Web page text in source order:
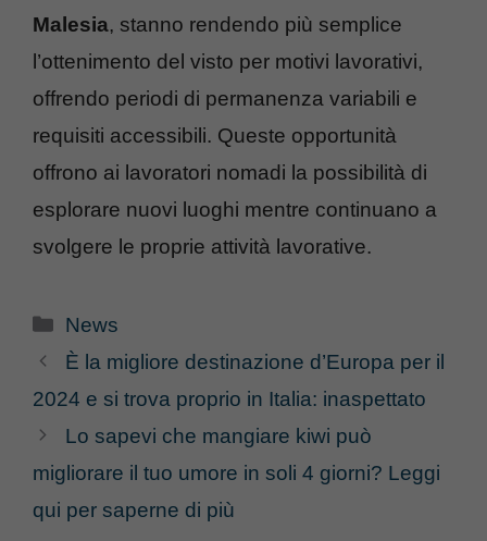
Malesia, stanno rendendo più semplice
l’ottenimento del visto per motivi lavorativi,
offrendo periodi di permanenza variabili e
requisiti accessibili. Queste opportunità
offrono ai lavoratori nomadi la possibilità di
esplorare nuovi luoghi mentre continuano a
svolgere le proprie attività lavorative.
Categorie
News
È la migliore destinazione d’Europa per il
2024 e si trova proprio in Italia: inaspettato
Lo sapevi che mangiare kiwi può
migliorare il tuo umore in soli 4 giorni? Leggi
qui per saperne di più